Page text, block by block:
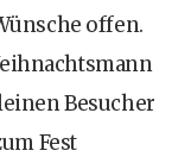
offen.
Besucher
Fest